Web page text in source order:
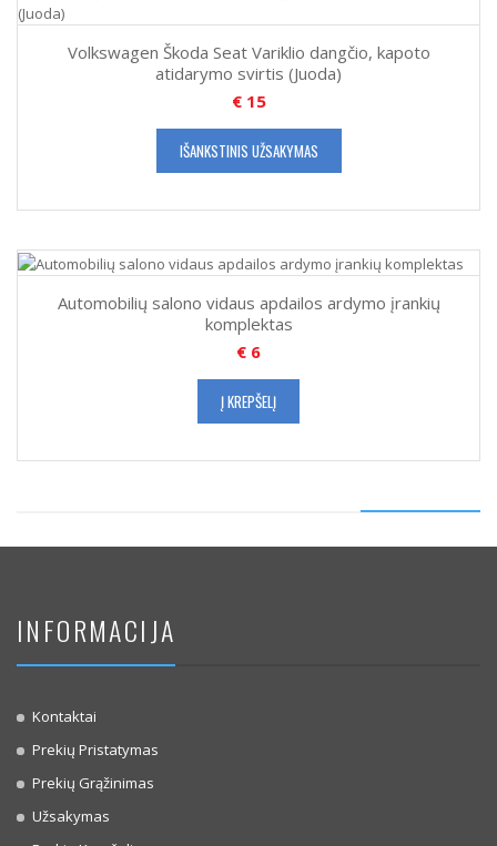
Volkswagen Škoda Seat Variklio dangčio, kapoto
atidarymo svirtis (Juoda)
€15
IŠANKSTINIS UŽSAKYMAS
Automobilių salono vidaus apdailos ardymo įrankių
komplektas
€ 6
Į KREPŠELĮ
INFORMACIJA
Kontaktai
Prekių Pristatymas
Prekių Grąžinimas
Užsakymas